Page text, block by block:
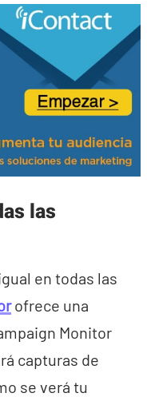
las
en todas las
ofrece una
Monitor
capturas de
se verá tu